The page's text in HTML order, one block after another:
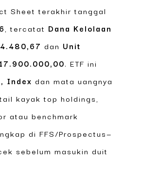
Sheet terakhir tanggal
, tercatat Dana Kelolaan
dan Unit
. ETF ini
Index dan mata uangnya
kayak top holdings,
atau benchmark
di FFS/Prospectus—
sebelum masukin duit